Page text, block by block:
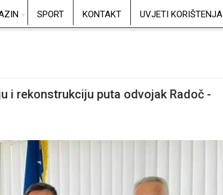
SPORT KONTAKT UVJETI KORIŠTENJA
i rekonstrukciju puta odvojak Radoč -